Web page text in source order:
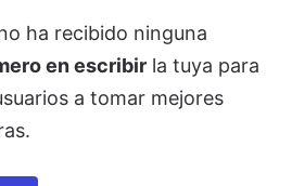
ha recibido ninguna
en escribir la tuya para
a tomar mejores